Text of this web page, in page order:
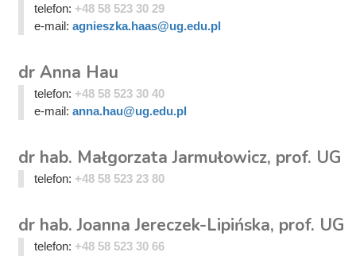
telefon: +48 58 523 30 29
e-mail: agnieszka.haas@ug.edu.pl
dr Anna Hau
telefon: +48 58 523 30 40
e-mail: anna.hau@ug.edu.pl
dr hab. Małgorzata Jarmułowicz, prof. UG
telefon: +48 58 523 23 80
dr hab. Joanna Jereczek-Lipińska, prof. UG
telefon: +48 58 523 30 66